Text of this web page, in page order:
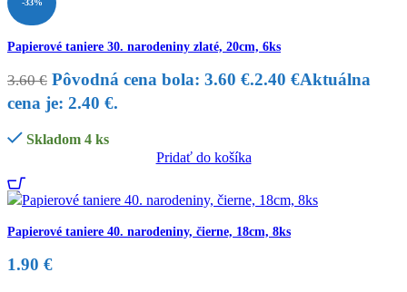
-33%
Papierové taniere 30. narodeniny zlaté, 20cm, 6ks
3.60€ Pôvodná cena bola: 3.60 €.2.40 €Aktuálna
cena je: 2.40 €.
Skladom 4 ks
Pridať do košíka
Papierové taniere 40. narodeniny, čierne, 18cm, 8ks
1.90 €